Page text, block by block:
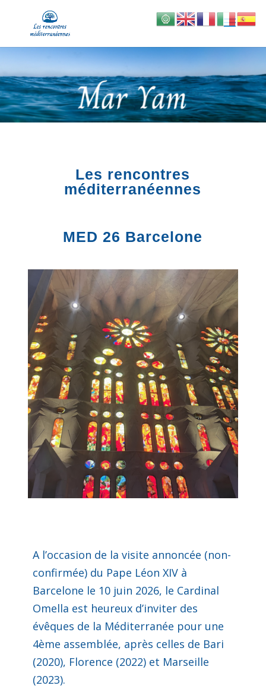
Les rencontres
méditerranéennes
MED 26 Barcelone
A l’occasion de la visite annoncée (non-
confirmée) du Pape Léon XIV à
Barcelone le 10 juin 2026, le Cardinal
Omella est heureux d’inviter des
évêques de la Méditerranée pour une
4ème assemblée, après celles de Bari
(2020), Florence (2022) et Marseille
(2023).